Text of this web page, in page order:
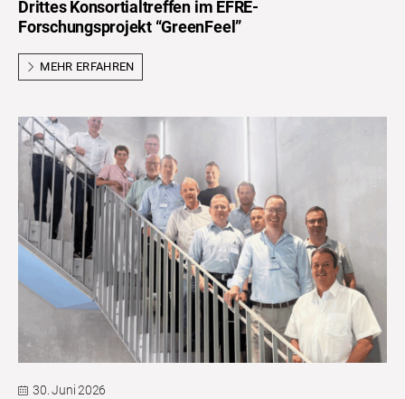
Drittes Konsortialtreffen im EFRE-
Forschungsprojekt “GreenFeel”
MEHR ERFAHREN
30. Juni 2026